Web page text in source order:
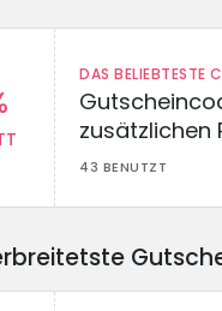
DAS BELIEBTESTE
zusätzlichen
43 BENUTZT